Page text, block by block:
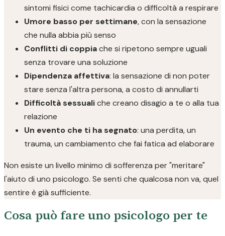
sintomi fisici come tachicardia o difficoltà a respirare
Umore basso per settimane, con la sensazione
che nulla abbia più senso
Conflitti di coppiache si ripetono sempre uguali
senza trovare una soluzione
Dipendenza affettiva: la sensazione di non poter
stare senza l'altra persona, a costo di annullarti
Difficoltà sessualiche creano disagio a te o alla tua
relazione
Un evento che ti ha segnato: una perdita, un
trauma, un cambiamento che fai fatica ad elaborare
Non esiste un livello minimo di sofferenza per "meritare"
l'aiuto di uno psicologo. Se senti che qualcosa non va, quel
sentire è già sufficiente.
Cosa può fare uno psicologo per te